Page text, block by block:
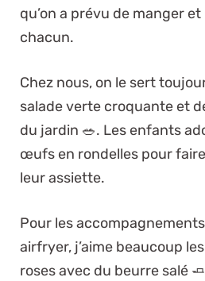
qu’on a prévu de manger
chacun.
Chez nous, on le sert
salade verte croquante et
du jardin 🥗. Les enfants
œufs en rondelles pour
leur assiette.
Pour les
airfryer, j’aime beaucoup
roses avec du beurre salé